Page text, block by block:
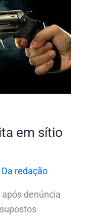
em sítio
Da redação
denúncia